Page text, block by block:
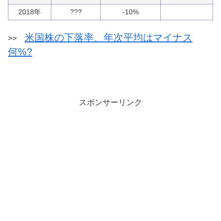
2018年 ??? -10%
>>
米国株の下落率、年次平均はマイナス
何%?
スポンサーリンク